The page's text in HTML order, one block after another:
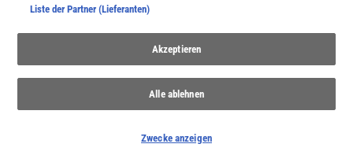
Kontakt
Im Handel kaufen
Liste der Partner (Lieferanten)
Akzeptieren
Alle ablehnen
Zwecke anzeigen